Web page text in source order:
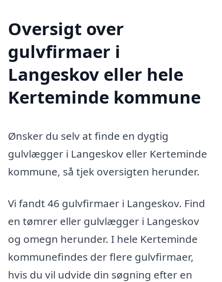
Oversigt over
gulvfirmaer i
Langeskov eller hele
Kerteminde kommune
Ønsker du selv at finde en dygtig
gulvlægger i Langeskov eller Kerteminde
kommune, så tjek oversigten herunder.
Vi fandt 46 gulvfirmaer i Langeskov. Find
en tømrer eller gulvlægger i Langeskov
og omegn herunder. I hele Kerteminde
kommunefindes der flere gulvfirmaer,
hvis du vil udvide din søgning efter en